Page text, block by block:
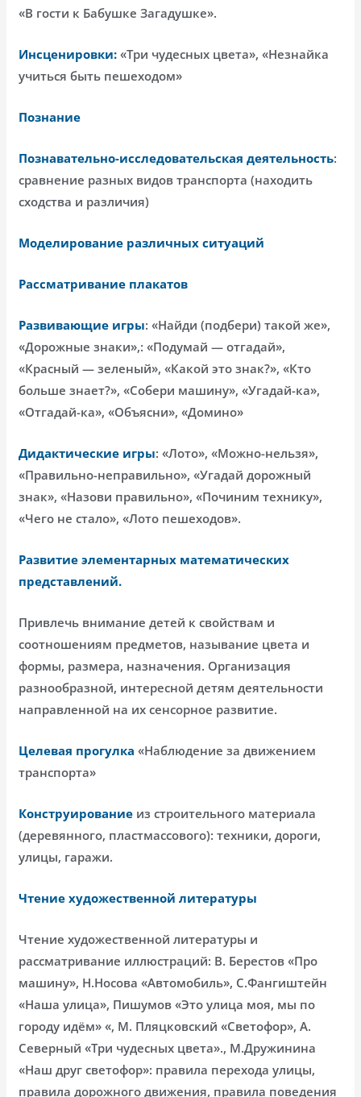
«В гости к Бабушке Загадушке».
Инсценировки: «Три чудесных цвета», «Незнайка
учиться быть пешеходом»
Познание
Познавательно-исследовательская деятельность:
сравнение разных видов транспорта (находить
сходства и различия)
Моделирование различных ситуаций
Рассматривание плакатов
Развивающие игры: «Найди (подбери) такой же»,
«Дорожные знаки»,: «Подумай — отгадай»,
«Красный — зеленый», «Какой это знак?», «Кто
больше знает?», «Собери машину», «Угадай-ка»,
«Отгадай-ка», «Объясни», «Домино»
Дидактические игры: «Лото», «Можно-нельзя»,
«Правильно-неправильно», «Угадай дорожный
знак», «Назови правильно», «Починим технику»,
«Чего не стало», «Лото пешеходов».
Развитие элементарных математических
представлений.
Привлечь внимание детей к свойствам и
соотношениям предметов, называние цвета и
формы, размера, назначения. Организация
разнообразной, интересной детям деятельности
направленной на их сенсорное развитие.
Целевая прогулка «Наблюдение за движением
транспорта»
Конструирование из строительного материала
(деревянного, пластмассового): техники, дороги,
улицы, гаражи.
Чтение художественной литературы
Чтение художественной литературы и
рассматривание иллюстраций: В. Берестов «Про
машину», Н.Носова «Автомобиль», С.Фангиштейн
«Наша улица», Пишумов «Это улица моя, мы по
городу идём» «, М. Пляцковский «Светофор», А.
Северный «Три чудесных цвета»., М.Дружинина
«Наш друг светофор»: правила перехода улицы,
правила дорожного движения, правила поведения